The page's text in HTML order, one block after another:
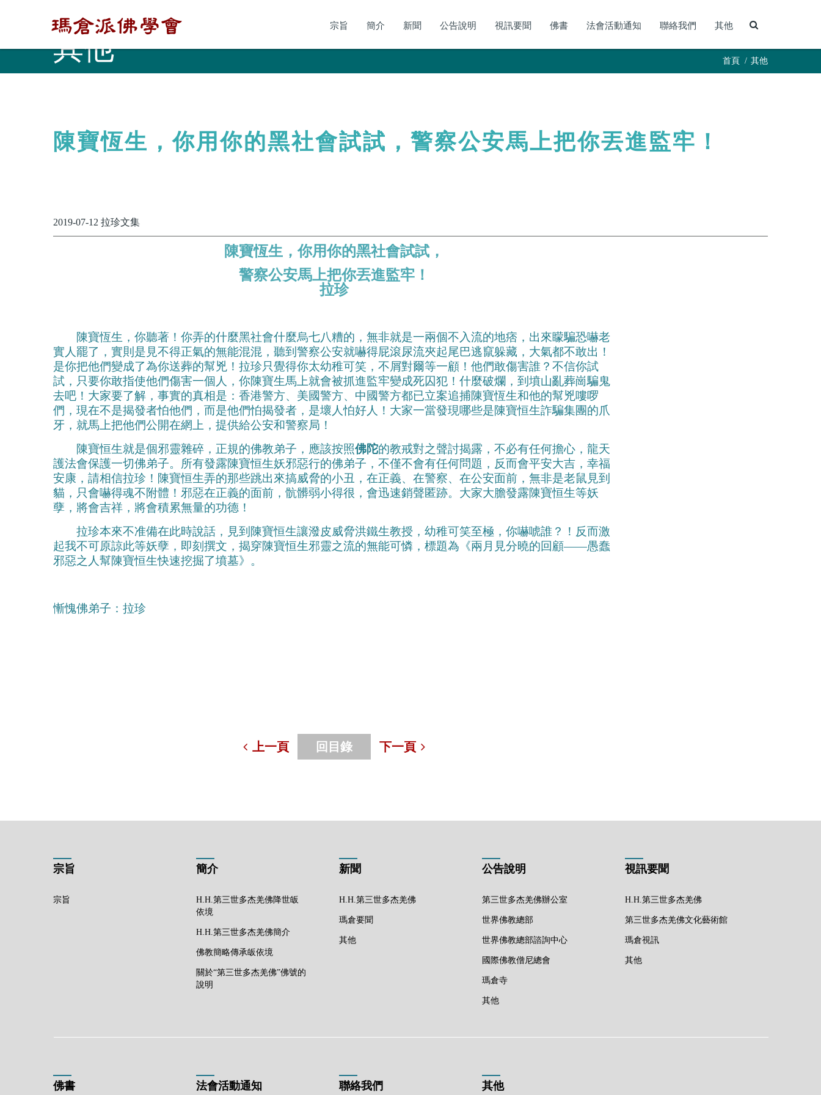
宗旨 簡介 新聞 公告說明 視訊要聞 佛書 法會活動通知 聯絡我們 其他
首頁 其他
其他
陳寶恆生，你用你的黑社會試試，警察公安馬上把你丟進監牢！
2019-07-12 拉珍文集
陳寶恆生，你用你的黑社會試試，
警察公安馬上把你丟進監牢！
拉珍
陳寶恆生，你聽著！你弄的什麼黑社會什麼烏七八糟的，無非就是一兩個不入流的地痞，出來矇騙恐嚇老
實人罷了，實則是見不得正氣的無能混混，聽到警察公安就嚇得屁滾尿流夾起尾巴逃竄躲藏，大氣都不敢出！
是你把他們變成了為你送葬的幫兇！拉珍只覺得你太幼稚可笑，不屑對爾等一顧！他們敢傷害誰？不信你試
試，只要你敢指使他們傷害一個人，你陳寶生馬上就會被抓進監牢變成死囚犯！什麼破爛，到墳山亂葬崗騙鬼
去吧！大家要了解，事實的真相是：香港警方、美國警方、中國警方都已立案追捕陳寶恆生和他的幫兇嘍啰
們，現在不是揭發者怕他們，而是他們怕揭發者，是壞人怕好人！大家一當發現哪些是陳寶恒生詐騙集團的爪
牙，就馬上把他們公開在網上，提供給公安和警察局！
陳寶恒生就是個邪靈雜碎，正規的佛教弟子，應該按照佛陀的教戒對之聲討揭露，不必有任何擔心，龍天
護法會保護一切佛弟子。所有發露陳寶恒生妖邪惡行的佛弟子，不僅不會有任何問題，反而會平安大吉，幸福
安康，請相信拉珍！陳寶恒生弄的那些跳出來搞威脅的小丑，在正義、在警察、在公安面前，無非是老鼠見到
貓，只會嚇得魂不附體！邪惡在正義的面前，骯髒弱小得很，會迅速銷聲匿跡。大家大膽發露陳寶恒生等妖
孽，將會吉祥，將會積累無量的功德！
拉珍本來不准備在此時說話，見到陳寶恒生讓潑皮威脅洪鐵生教授，幼稚可笑至極，你嚇唬誰？！反而激
起我不可原諒此等妖孽，即刻撰文，揭穿陳寶恒生邪靈之流的無能可憐，標題為《兩月見分曉的回顧——愚蠢
邪惡之人幫陳寶恒生快速挖掘了墳墓》。
慚愧佛弟子：拉珍​
上一頁 回目錄 下一頁
宗旨
宗旨
簡介
H.H.第三世多杰羌佛降世皈
依境
H.H.第三世多杰羌佛簡介
佛教簡略傳承皈依境
關於“第三世多杰羌佛”佛號的
說明
新聞
H.H.第三世多杰羌佛
瑪倉要聞
其他
公告說明
第三世多杰羌佛辦公室
世界佛教總部
世界佛教總部諮詢中心
國際佛教僧尼總會
瑪倉寺
其他
視訊要聞
H.H.第三世多杰羌佛
第三世多杰羌佛文化藝術館
瑪倉視訊
其他
佛書 法會活動通知 聯絡我們 其他